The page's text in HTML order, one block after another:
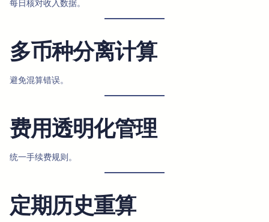
每日核对收入数据。
多币种分离计算
避免混算错误。
费用透明化管理
统一手续费规则。
定期历史重算